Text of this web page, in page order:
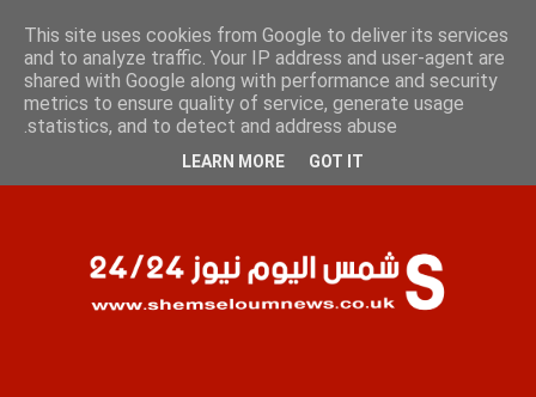
السبت 8 أغسطس 2026
الصفحات
This site uses cookies from Google to deliver its services
and to analyze traffic. Your IP address and user-agent are
shared with Google along with performance and security
metrics to ensure quality of service, generate usage
statistics, and to detect and address abuse.
LEARN MORE GOT IT